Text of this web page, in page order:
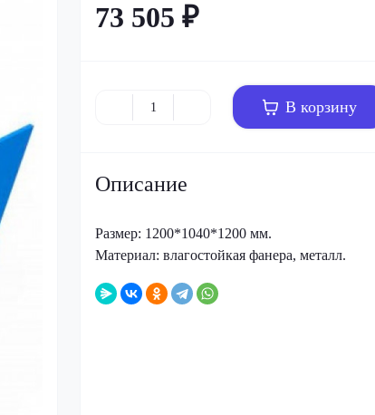
73 505 ₽
В корзину
Описание
Размер: 1200*1040*1200 мм.
Материал: влагостойкая фанера, металл.